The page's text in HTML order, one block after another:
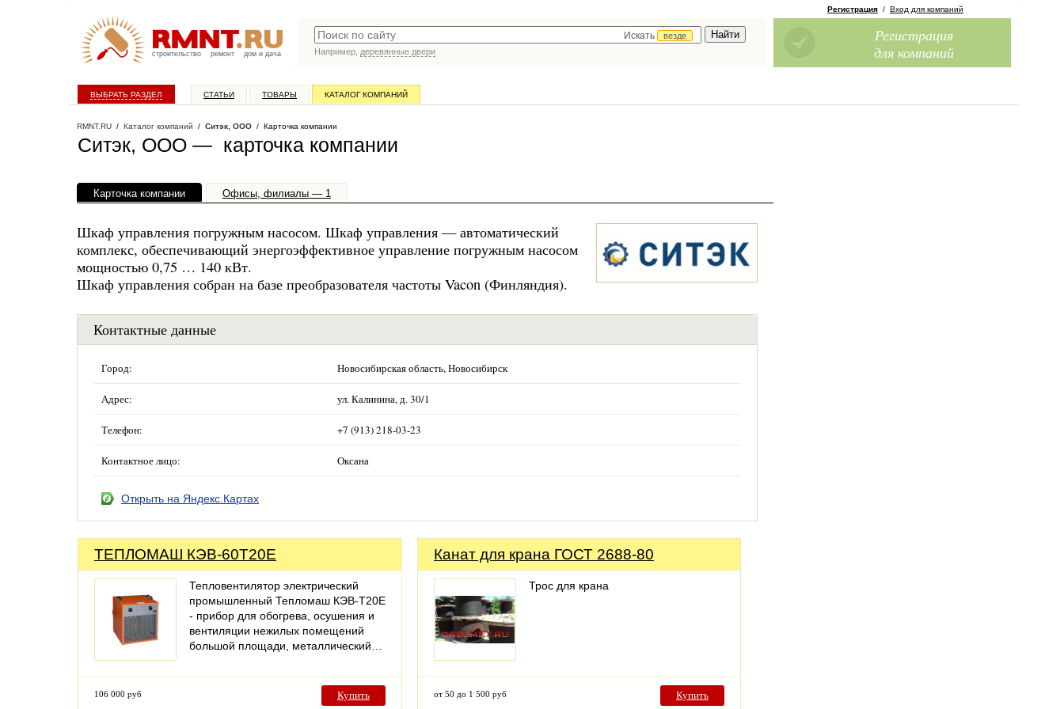
строительство ремонт дом и дача
Искать
везде
Например, деревянные двери
Регистрация / Вход для компаний
Регистрация
для компаний
ВЫБРАТЬ РАЗДЕЛ СТАТЬИ ТОВАРЫ КАТАЛОГ КОМПАНИЙ
RMNT.RU / Каталог компаний / Ситэк, ООО / Карточка компании
Ситэк, ООО — карточка компании
Карточка компании Офисы, филиалы — 1
Шкаф управления погружным насосом. Шкаф управления — автоматический
комплекс, обеспечивающий энергоэффективное управление погружным насосом
мощностью 0,75 … 140 кВт.
Шкаф управления собран на базе преобразователя частоты Vacon (Финляндия).
Контактные данные
Город: Новосибирская область, Новосибирск
Адрес: ул. Калинина, д. 30/1
Телефон: +7 (913) 218-03-23
Контактное лицо: Оксана
Открыть на Яндекс.Картах
ТЕПЛОМАШ КЭВ-60Т20Е
Тепловентилятор электрический
промышленный Тепломаш КЭВ-Т20E
- прибор для обогрева, осушения и
вентиляции нежилых помещений
большой площади, металлический…
106 000 руб Купить
Канат для крана ГОСТ 2688-80
Трос для крана
от 50 до 1 500 руб Купить